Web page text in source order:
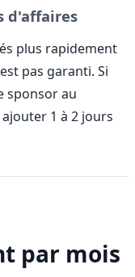
d'affaires
plus rapidement
pas garanti. Si
sponsor au
1 à 2 jours
par mois